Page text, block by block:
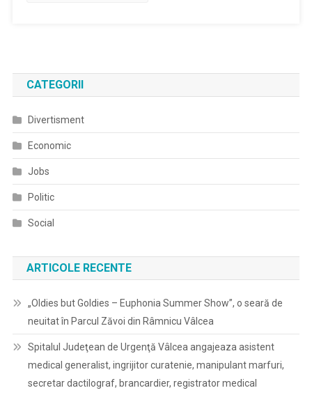
CATEGORII
Divertisment
Economic
Jobs
Politic
Social
ARTICOLE RECENTE
„Oldies but Goldies – Euphonia Summer Show”, o seară de
neuitat în Parcul Zăvoi din Râmnicu Vâlcea
Spitalul Judeţean de Urgenţă Vâlcea angajeaza asistent
medical generalist, ingrijitor curatenie, manipulant marfuri,
secretar dactilograf, brancardier, registrator medical